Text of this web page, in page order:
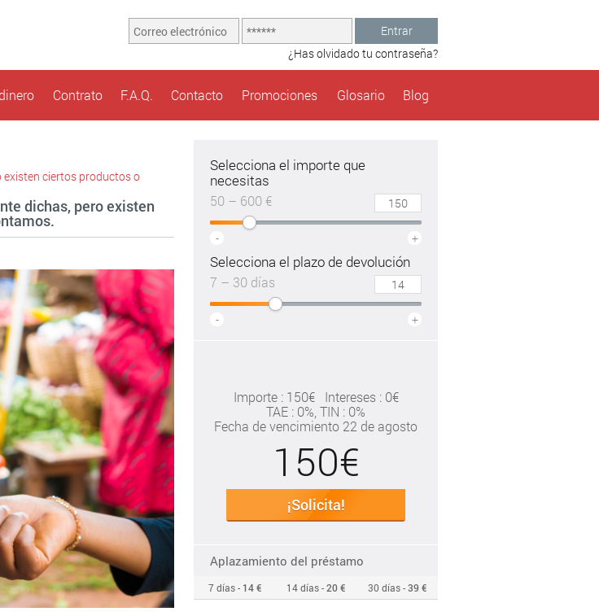
Entrar
¿Has olvidado tu contraseña?
Contrato F.A.Q. Contacto Promociones Glosario Blog
existen ciertos productos o
dichas, pero existen
Selecciona el importe que
necesitas
50 – 600 €
- +
Selecciona el plazo de devolución
7 – 30 días
- +
Importe : 150€
Intereses : 0€
TAE : 0% , TIN : 0%
Fecha de vencimiento 22 de agosto
150€
¡Solicita!
Aplazamiento del préstamo
7 días - 14 € 14 días -20 € 30 días -39 €